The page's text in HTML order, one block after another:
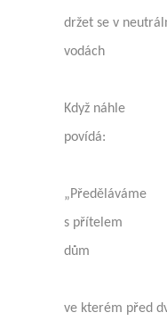
držet se v
vodách
Když náhle
povídá:
„Předěláváme
s přítelem
dům
ve kterém před